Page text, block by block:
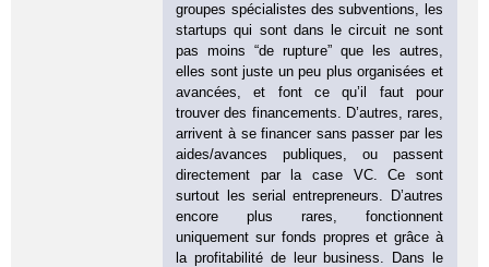
groupes spécialistes des subventions, les
startups qui sont dans le circuit ne sont
pas moins “de rupture” que les autres,
elles sont juste un peu plus organisées et
avancées, et font ce qu’il faut pour
trouver des financements. D’autres, rares,
arrivent à se financer sans passer par les
aides/avances publiques, ou passent
directement par la case VC. Ce sont
surtout les serial entrepreneurs. D’autres
encore plus rares, fonctionnent
uniquement sur fonds propres et grâce à
la profitabilité de leur business. Dans le